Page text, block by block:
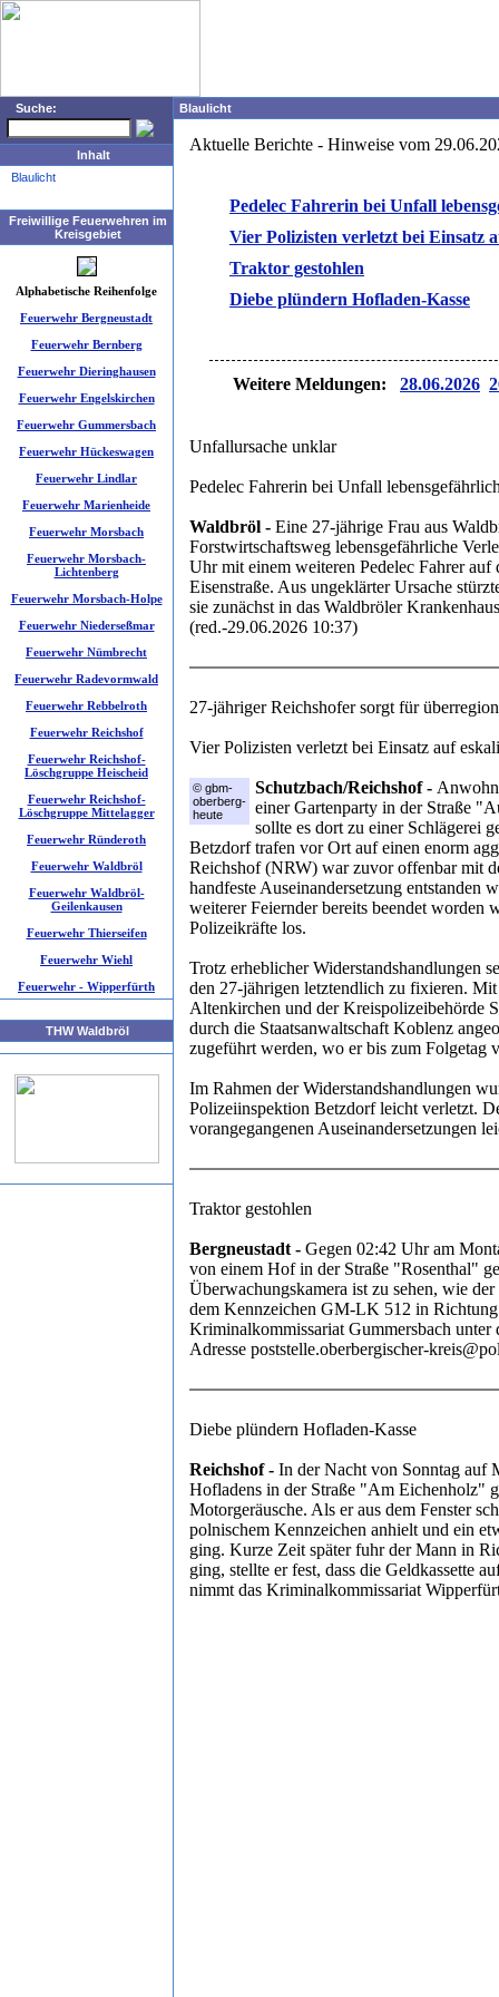
Suche:
Inhalt
Blaulicht
Freiwillige Feuerwehren im
Kreisgebiet
Alphabetische Reihenfolge
Feuerwehr Bergneustadt
Feuerwehr Bernberg
Feuerwehr Dieringhausen
Feuerwehr Engelskirchen
Feuerwehr Gummersbach
Feuerwehr Hückeswagen
Feuerwehr Lindlar
Feuerwehr Marienheide
Feuerwehr Morsbach
Feuerwehr Morsbach-
Lichtenberg
Feuerwehr Morsbach-Holpe
Feuerwehr Niederseßmar
Feuerwehr Nümbrecht
Feuerwehr Radevormwald
Feuerwehr Rebbelroth
Feuerwehr Reichshof
Feuerwehr Reichshof-
Löschgruppe Heischeid
Feuerwehr Reichshof-
Löschgruppe Mittelagger
Feuerwehr Ründeroth
Feuerwehr Waldbröl
Feuerwehr Waldbröl-
Geilenkausen
Feuerwehr Thierseifen
Feuerwehr Wiehl
Feuerwehr - Wipperfürth
THW Waldbröl
Blaulicht
Aktuelle Berichte - Hinweise vom
Pedelec Fahrerin bei Unfall
Vier Polizisten verletzt bei Einsatz
Traktor gestohlen
Diebe plündern Hofladen-Kasse
Weitere Meldungen: 28.06.2026
Unfallursache unklar
Pedelec Fahrerin bei Unfall
Waldbröl - Eine 27-jährige Frau aus
Forstwirtschaftsweg lebensgefährliche
Uhr mit einem weiteren Pedelec Fahrer
Eisenstraße. Aus ungeklärter Ursache
sie zunächst in das Waldbröler
(red.-29.06.2026 10:37)
27-jähriger Reichshofer sorgt für
Vier Polizisten verletzt bei Einsatz auf
© gbm-
oberberg-
heute
Schutzbach/Reichshof -
einer Gartenparty in der Straße
sollte es dort zu einer Schlägerei
Betzdorf trafen vor Ort auf einen enorm
Reichshof (NRW) war zuvor offenbar mit
handfeste Auseinandersetzung entstanden
weiterer Feiernder bereits beendet worden
Polizeikräfte los.
Trotz erheblicher Widerstandshandlungen
den 27-jährigen letztendlich zu fixieren.
Altenkirchen und der Kreispolizeibehörde
durch die Staatsanwaltschaft Koblenz
zugeführt werden, wo er bis zum Folgetag
Im Rahmen der Widerstandshandlungen
Polizeiinspektion Betzdorf leicht verletzt.
vorangegangenen Auseinandersetzungen
Traktor gestohlen
Bergneustadt - Gegen 02:42 Uhr am
von einem Hof in der Straße "Rosenthal"
Überwachungskamera ist zu sehen, wie
dem Kennzeichen GM-LK 512 in
Kriminalkommissariat Gummersbach
Adresse poststelle.oberbergischer-
Diebe plündern Hofladen-Kasse
Reichshof - In der Nacht von Sonntag auf
Hofladens in der Straße "Am Eichenholz"
Motorgeräusche. Als er aus dem Fenster
polnischem Kennzeichen anhielt und ein
ging. Kurze Zeit später fuhr der Mann in
ging, stellte er fest, dass die Geldkassette
nimmt das Kriminalkommissariat